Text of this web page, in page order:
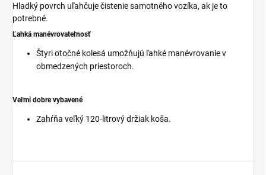
Hladký povrch uľahčuje čistenie samotného vozíka, ak je to
potrebné.
Ľahká manévrovateľnosť
Štyri otočné kolesá umožňujú ľahké manévrovanie v
obmedzených priestoroch.
Veľmi dobre vybavené
Zahŕňa veľký 120-litrový držiak koša.